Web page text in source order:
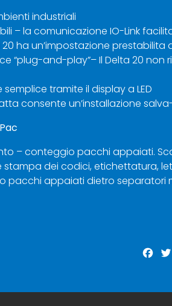
industriali
– la comunicazione IO-Link
ha un’impostazione prestabilita
“plug-and-play”– Il Delta 20
tramite il display a LED
consente un’installazione
– conteggio pacchi appaiati.
dei codici, etichettatura,
pacchi appaiati dietro